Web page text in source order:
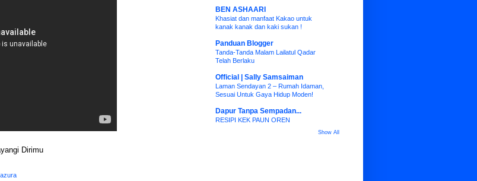
Dirimu
BEN ASHAARI
Khasiat dan manfaat Kakao untuk
kanak kanak dan kaki sukan !
Panduan Blogger
Tanda-Tanda Malam Lailatul Qadar
Telah Berlaku
Official | Sally Samsaiman
Laman Sendayan 2 – Rumah Idaman,
Sesuai Untuk Gaya Hidup Moden!
Dapur Tanpa Sempadan...
RESIPI KEK PAUN OREN
Show All